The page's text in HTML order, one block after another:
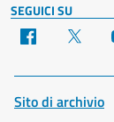
SEGUICI SU
Facebook
Sito di archivio